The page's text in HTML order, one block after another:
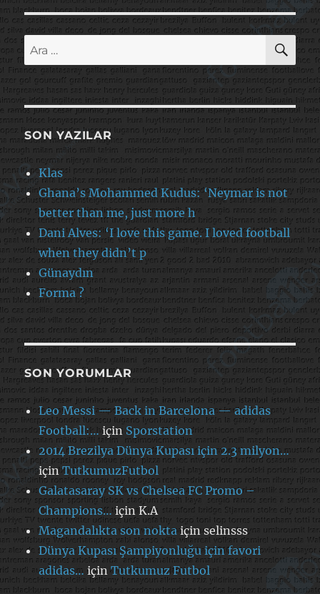
Ara:
SON YAZILAR
Klas
Ghana’s Mohammed Kudus: ‘Neymar is not
better than me, just more h
Dani Alves: ‘I love this game. I loved football
when they didn’t p
Günaydın
Forma ?
SON YORUMLAR
Leo Messi — Back in Barcelona — adidas
Football:… için Sporstation
2014 Brezilya Dünya Kupası için 2.3 milyon…
içinTutkumuzFutbol
Galatasaray SK vs Chelsea FC Promo –
Champions…içinK.A
Magandalıkta son nokta içinselinsss
Dünya Kupası Şampiyonluğu için favori
adidas… içinTutkumuz Futbol